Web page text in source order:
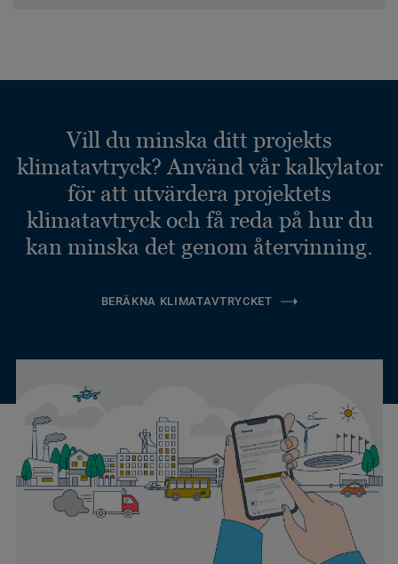
Vill du minska ditt projekts
klimatavtryck? Använd vår kalkylator
för att utvärdera projektets
klimatavtryck och få reda på hur du
kan minska det genom återvinning.
BERÄKNA KLIMATAVTRYCKET